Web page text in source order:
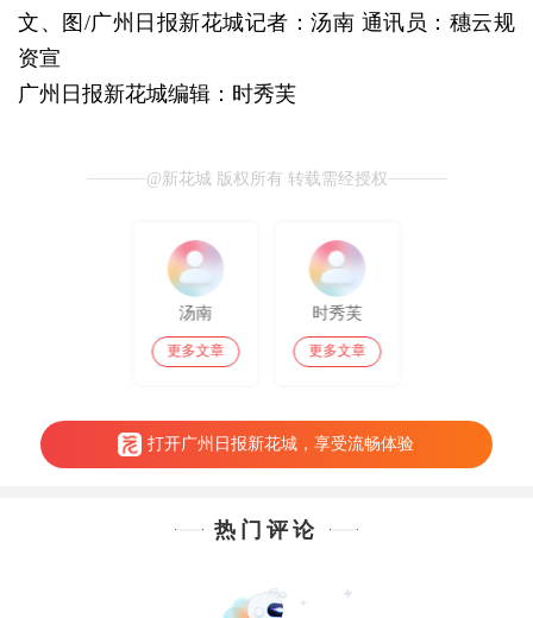
文、图/广州日报新花城记者：汤南 通讯员：穗云规
资宣
广州日报新花城编辑：时秀芙
@新花城 版权所有 转载需经授权
汤南
更多文章
时秀芙
更多文章
打开广州日报新花城，享受流畅体验
热门评论